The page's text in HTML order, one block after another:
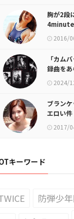
胸が2段
4minute
2016/
「カム
録曲を
開で期待
2024/
ブラン
エロい件
2017/
キーワード
防弾少